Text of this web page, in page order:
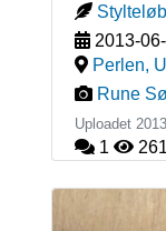
2013-
Perlen,
Rune
Uploadet
1